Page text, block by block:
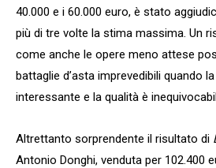
40.000 e i 60.000 euro, è stato
più di tre volte la stima massima. Un
come anche le opere meno attese
battaglie d’asta imprevedibili quando
interessante e la qualità è
Altrettanto sorprendente il risultato di
Antonio Donghi, venduta per 102.400